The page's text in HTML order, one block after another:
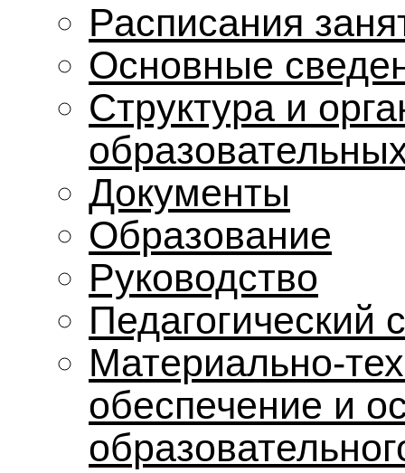
Расписания
Основные
Структура и
Документы
Образование
Руководство
Педагогический
Материально-
обеспечение и